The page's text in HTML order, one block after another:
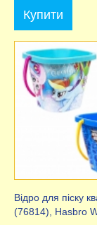
Купити
Відро для піску
(76814), Hasbro